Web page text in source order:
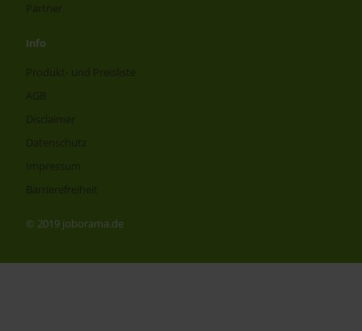
Partner
Info
Produkt- und Preisliste
AGB
Disclaimer
Datenschutz
Impressum
Barrierefreiheit
© 2019 joborama.de